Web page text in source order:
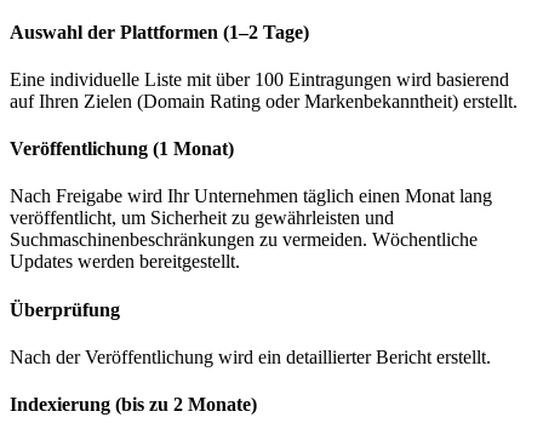
Auswahl der Plattformen (1–2 Tage)
Eine individuelle Liste mit über 100 Eintragungen wird basierend
auf Ihren Zielen (Domain Rating oder Markenbekanntheit) erstellt.
Veröffentlichung (1 Monat)
Nach Freigabe wird Ihr Unternehmen täglich einen Monat lang
veröffentlicht, um Sicherheit zu gewährleisten und
Suchmaschinenbeschränkungen zu vermeiden. Wöchentliche
Updates werden bereitgestellt.
Überprüfung
Nach der Veröffentlichung wird ein detaillierter Bericht erstellt.
Indexierung (bis zu 2 Monate)